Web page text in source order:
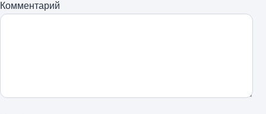
Комментарий